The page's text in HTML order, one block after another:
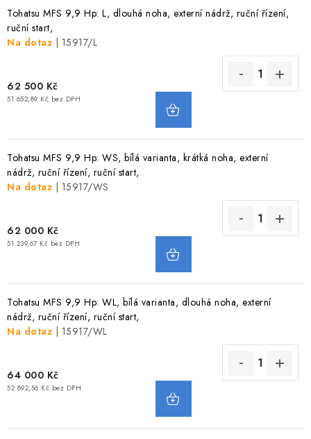
Doprava a platba Servis
Reklamace
Obchodní podmínky
Tohatsu MFS 9,9 Hp: L, dlouhá noha, externí nádrž, ruční řízení,
ruční start,
Na dotaz
| 15917/L
62 500 Kč
51 652,89 Kč bez DPH
Tohatsu MFS 9,9 Hp: WS, bílá varianta, krátká noha, externí
nádrž, ruční řízení, ruční start,
Na dotaz
| 15917/WS
62 000 Kč
51 239,67 Kč bez DPH
Tohatsu MFS 9,9 Hp: WL, bílá varianta, dlouhá noha, externí
nádrž, ruční řízení, ruční start,
Na dotaz
| 15917/WL
64 000 Kč
52 892,56 Kč bez DPH